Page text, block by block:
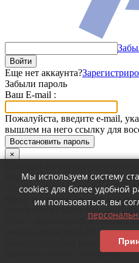
Войти
Еще нет аккаунта?
Забыли пароль
Ваш E-mail :
Пожалуйста, введите e-mail,
вышлем на него ссылку для
Восстановить пароль
×
Настоящим в соответствии с
«О персональных данных» от
волей и в своем интересе
на обработку моих
ДВК", зарегистрированным в
законодательством РФ по
Петербург, город Колпино,
(далее по тексту - Оператор).
Мы используем систему
cookies для более удобной
им пользоваться, вы